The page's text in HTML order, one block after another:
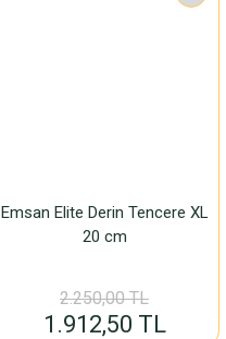
Emsan Elite Derin Tencere XL
20 cm
2.250,00 TL
1.912,50 TL